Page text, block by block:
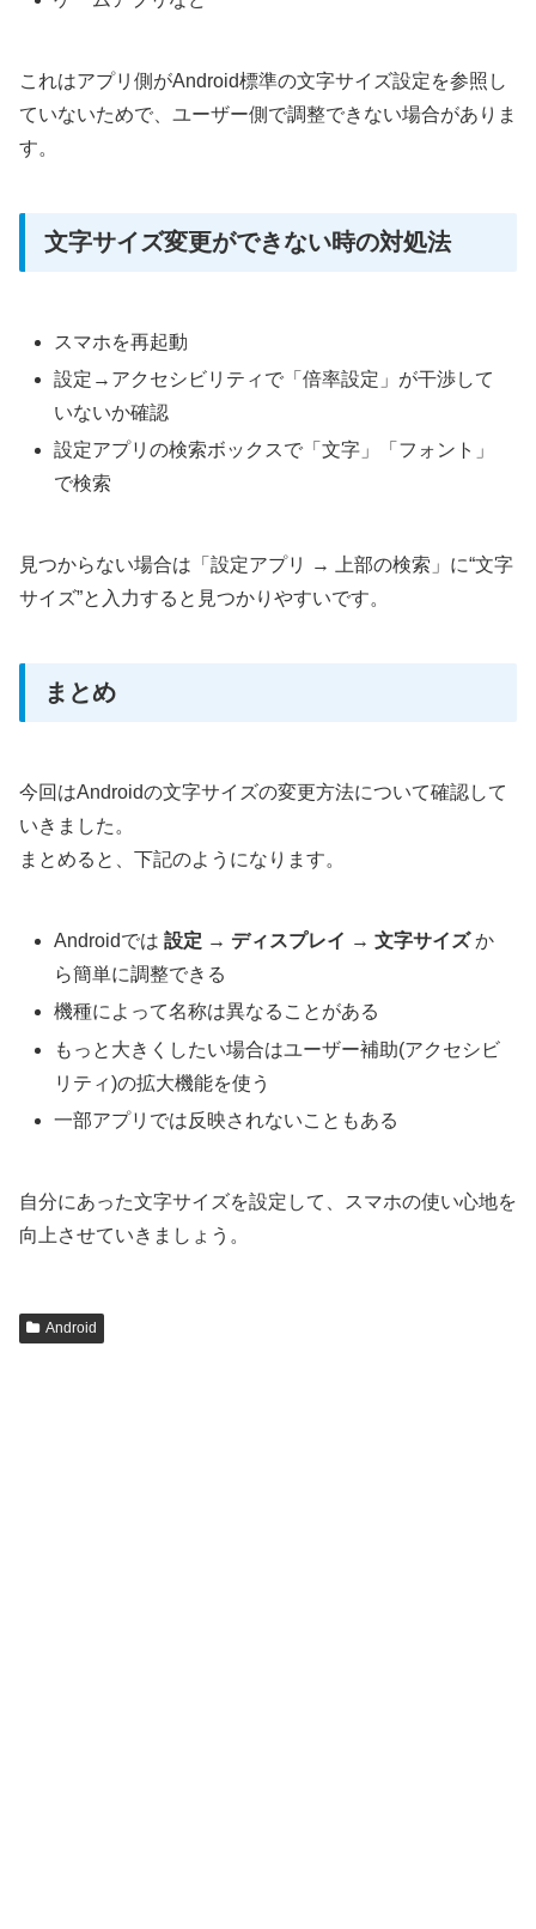
これはアプリ側がAndroid標準の文字サイズ設定を参照し
ていないためで、ユーザー側で調整できない場合がありま
す。
文字サイズ変更ができない時の対処法
スマホを再起動
設定→アクセシビリティで「倍率設定」が干渉して
いないか確認
設定アプリの検索ボックスで「文字」「フォント」
で検索
見つからない場合は「設定アプリ → 上部の検索」に“文字
サイズ”と入力すると見つかりやすいです。
まとめ
今回はAndroidの文字サイズの変更方法について確認して
いきました。
まとめると、下記のようになります。
Androidでは設定 → ディスプレイ → 文字サイズか
ら簡単に調整できる
機種によって名称は異なることがある
もっと大きくしたい場合はユーザー補助(アクセシビ
リティ)の拡大機能を使う
一部アプリでは反映されないこともある
自分にあった文字サイズを設定して、スマホの使い心地を
向上させていきましょう。
Android